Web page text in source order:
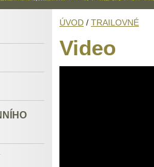
ÚVOD / TRAILOVNÉ
Video